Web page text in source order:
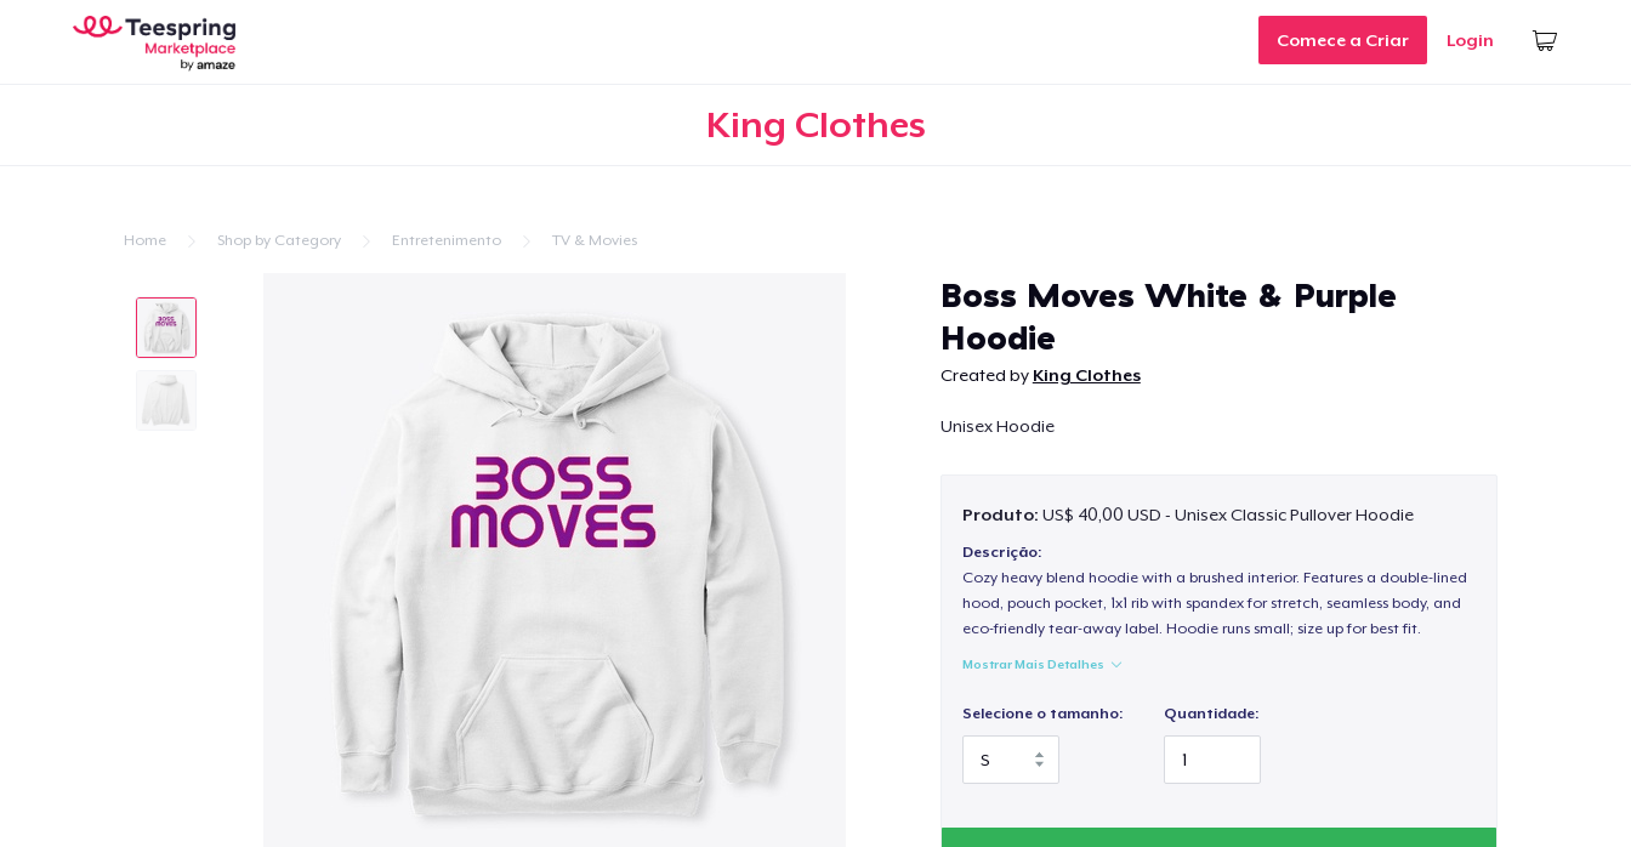
Comece a Criar Login
King Clothes
Home Shop by Category Entretenimento TV & Movies
Boss Moves White & Purple
Hoodie
Created by King Clothes
Unisex Hoodie
Produto: US$ 40,00 USD - Unisex Classic Pullover Hoodie
Descrição:
Cozy heavy blend hoodie with a brushed interior. Features a double-lined
hood, pouch pocket, 1x1 rib with spandex for stretch, seamless body, and
eco-friendly tear-away label. Hoodie runs small; size up for best fit.
Mostrar Mais Detalhes
Selecione o tamanho: Quantidade: